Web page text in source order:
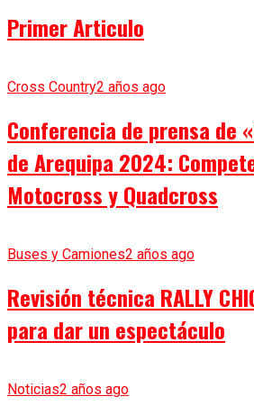
Primer Articulo
Cross Country2 años ago
Conferencia de prensa de
de Arequipa 2024:
Motocross y Quadcross
Buses y Camiones2 años ago
Revisión técnica RALLY
para dar un espectáculo
Noticias2 años ago